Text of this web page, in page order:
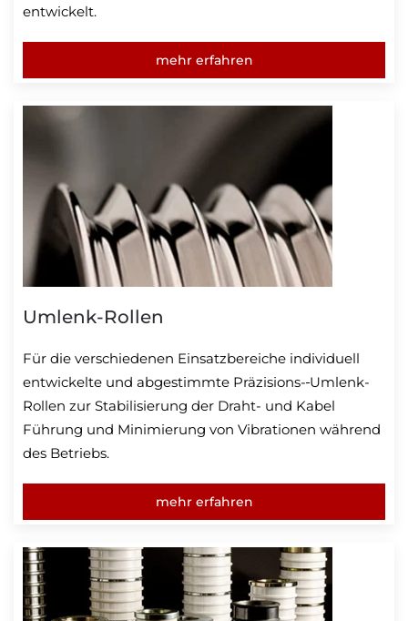
entwickelt.
mehr erfahren
Umlenk-Rollen
Für die verschiedenen Einsatzbereiche individuell
entwickelte und abgestimmte Präzisions- Umlenk-
Rollen zur Stabilisierung der Draht- und Kabel
Führung und Minimierung von Vibrationen während
des Betriebs.
mehr erfahren